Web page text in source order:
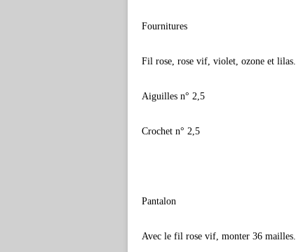
Fournitures
Fil rose, rose vif, violet, ozone et lilas.
Aiguilles n° 2,5
Crochet n° 2,5
Pantalon
Avec le fil rose vif, monter 36 mailles.